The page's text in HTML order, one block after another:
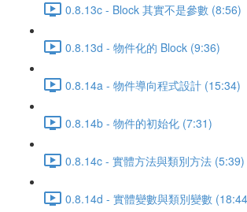
0.8.13c - Block 其實不是參數 (8:56)
0.8.13d - 物件化的 Block (9:36)
0.8.14a - 物件導向程式設計 (15:34)
0.8.14b - 物件的初始化 (7:31)
0.8.14c - 實體方法與類別方法 (5:39)
0.8.14d - 實體變數與類別變數